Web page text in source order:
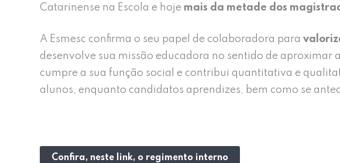
Catarinense na Escola e hoje mais da metade dos
A Esmesc confirma o seu papel de colaboradora para
desenvolve sua missão educadora no sentido de aproximar
cumpre a sua função social e contribui quantitativa e
alunos, enquanto candidatos aprendizes, bem como se
Confira, neste link, o regimento interno